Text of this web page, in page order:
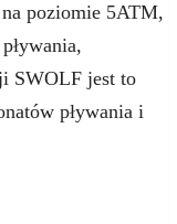
poziomie 5ATM,
SWOLF jest to
pływania i